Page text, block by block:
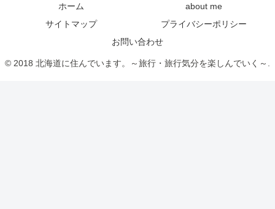
ホーム
about me
サイトマップ
プライバシーポリシー
お問い合わせ
© 2018 北海道に住んでいます。～旅行・旅行気分を楽しんでいく～.